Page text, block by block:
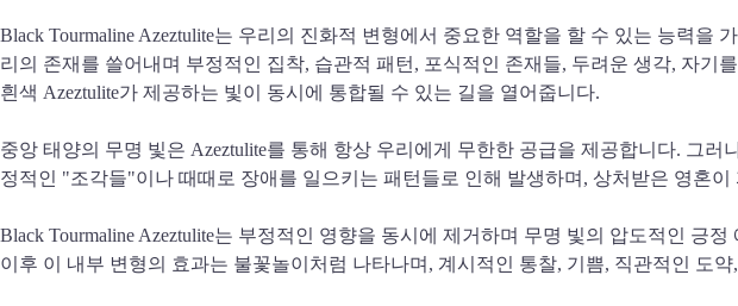
Black Tourmaline Azeztulite는 우리의 진화적 변형에서 중요한 역할을 할 수 있는 능력
리의 존재를 쓸어내며 부정적인 집착, 습관적 패턴, 포식적인 존재들, 두려운 생각, 자
흰색 Azeztulite가 제공하는 빛이 동시에 통합될 수 있는 길을 열어줍니다.
중앙 태양의 무명 빛은 Azeztulite를 통해 항상 우리에게 무한한 공급을 제공합니다. 그
정적인 "조각들"이나 때때로 장애를 일으키는 패턴들로 인해 발생하며, 상처받은 영혼
Black Tourmaline Azeztulite는 부정적인 영향을 동시에 제거하며 무명 빛의 압도적인
이후 이 내부 변형의 효과는 불꽃놀이처럼 나타나며, 계시적인 통찰, 기쁨, 직관적인 도